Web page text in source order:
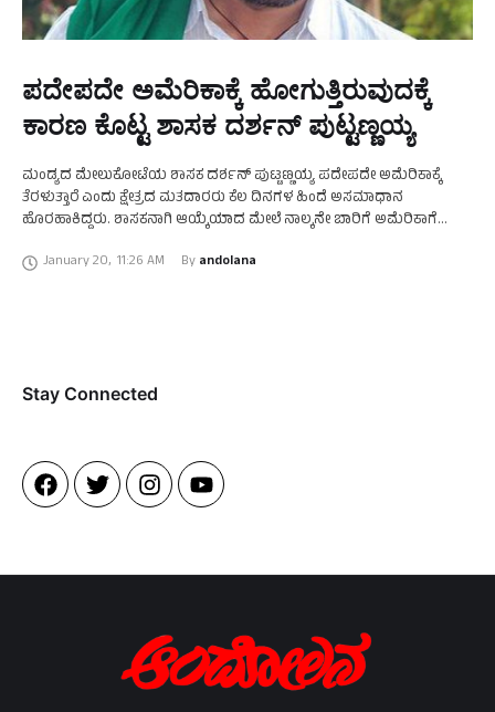
ಪದೇಪದೇ ಅಮೆರಿಕಾಕ್ಕೆ ಹೋಗುತ್ತಿರುವುದಕ್ಕೆ
ಕಾರಣ ಕೊಟ್ಟ ಶಾಸಕ ದರ್ಶನ್‌ ಪುಟ್ಟಣ್ಣಯ್ಯ
ಮಂಡ್ಯದ ಮೇಲುಕೋಟೆಯ ಶಾಸಕ ದರ್ಶನ್‌ ಪುಟ್ಟಣ್ಣಯ್ಯ ಪದೇಪದೇ ಅಮೆರಿಕಾಕ್ಕೆ
ತೆರಳುತ್ತಾರೆ ಎಂದು ಕ್ಷೇತ್ರದ ಮತದಾರರು ಕೆಲ ದಿನಗಳ ಹಿಂದೆ ಅಸಮಾಧಾನ
ಹೊರಹಾಕಿದ್ದರು. ಶಾಸಕನಾಗಿ ಆಯ್ಕೆಯಾದ ಮೇಲೆ ನಾಲ್ಕನೇ ಬಾರಿಗೆ ಅಮೆರಿಕಾಗೆ
ಪುಟ್ಟಣ್ಣಯ್ಯ …
January 20, 11:26 AM By andolana
Stay Connected​